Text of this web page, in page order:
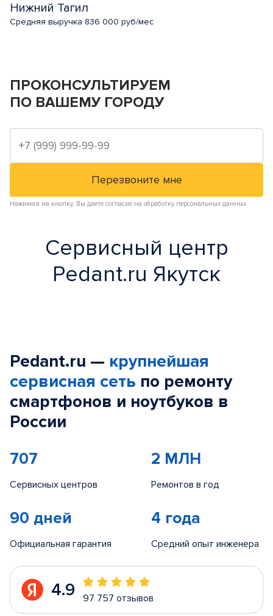
Нижний Тагил
Средняя выручка 836 000 руб/мес
ПРОКОНСУЛЬТИРУЕМ
ПО ВАШЕМУ ГОРОДУ
Нажимая на кнопку, Вы даете согласие на обработку персональных данных
Сервисный центр
Pedant.ru Якутск
Pedant.ru — крупнейшая
сервисная сеть по ремонту
смартфонов и ноутбуков в
России
707
Сервисных центров
2 МЛН
Ремонтов в год
90 дней
Официальная гарантия
4 года
Средний опыт инженера
4.9 97 757 отзывов